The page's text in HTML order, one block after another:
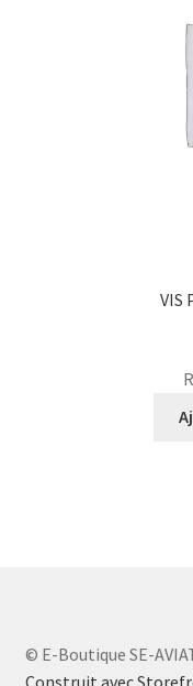
VIS
© E-Boutique SE-